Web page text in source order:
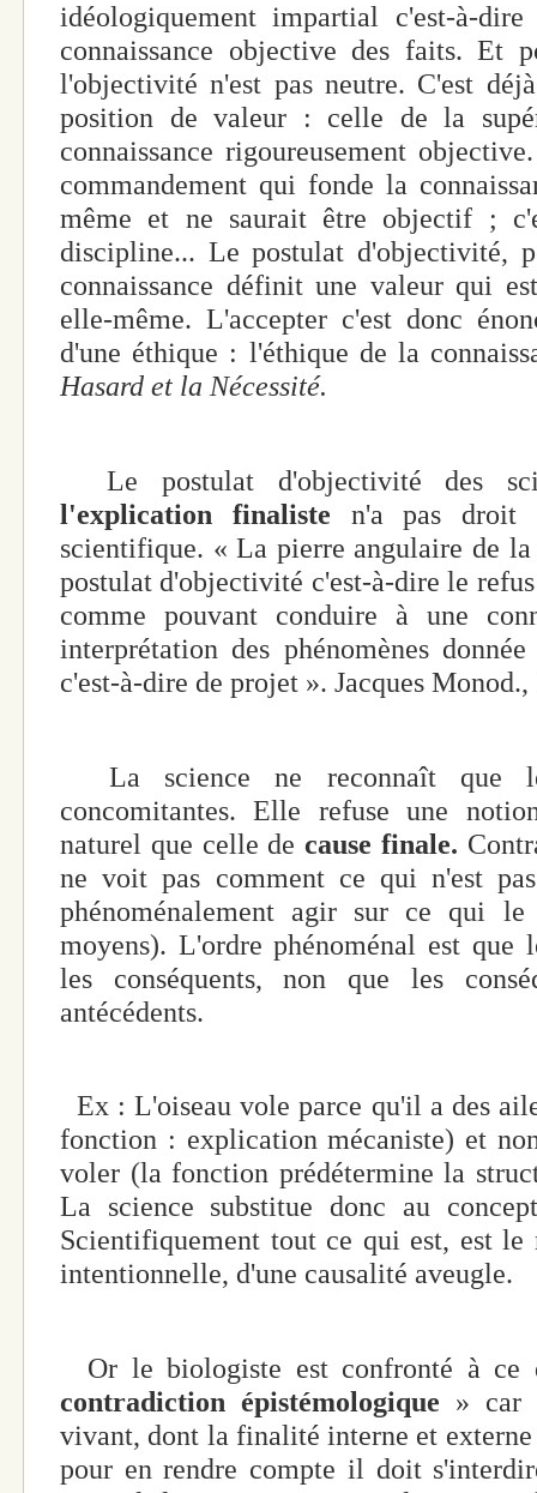
idéologiquement impartial c'est-à-
connaissance objective des faits. Et
l'objectivité n'est pas neutre. C'est
position de valeur : celle de la
connaissance rigoureusement
commandement qui fonde la
même et ne saurait être objectif ;
discipline... Le postulat d'objectivité,
connaissance définit une valeur qui
elle-même. L'accepter c'est donc
d'une éthique : l'éthique de la
Hasard et la Nécessité.
Le postulat d'objectivité des
l'explication finaliste n'a pas droit
scientifique. « La pierre angulaire de
postulat d'objectivité c'est-à-dire le
comme pouvant conduire à une
interprétation des phénomènes
c'est-à-dire de projet ». Jacques
La science ne reconnaît que
concomitantes. Elle refuse une
naturel que celle decause finale.
ne voit pas comment ce qui n'est
phénoménalement agir sur ce qui
moyens). L'ordre phénoménal est que
les conséquents, non que les
antécédents.
Ex : L'oiseau vole parce qu'il a des
fonction : explication mécaniste) et
voler (la fonction prédétermine la
La science substitue donc au
Scientifiquement tout ce qui est, est le
intentionnelle, d'une causalité aveugle.
Or le biologiste est confronté à ce
contradiction épistémologique » car
vivant, dont la finalité interne et
pour en rendre compte il doit